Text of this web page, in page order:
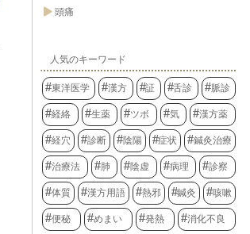
頭痛
人気のキーワード
東洋医学 漢方 証 舌診 脈診
経絡 生薬 ツボ 気 漢方薬
経穴 診断 陰陽 症状 鍼灸治療
治療法 肺 陰虚 病理 診察
体質 漢方用語 熱邪 鍼灸 咳嗽
便秘 めまい 発熱 消化不良